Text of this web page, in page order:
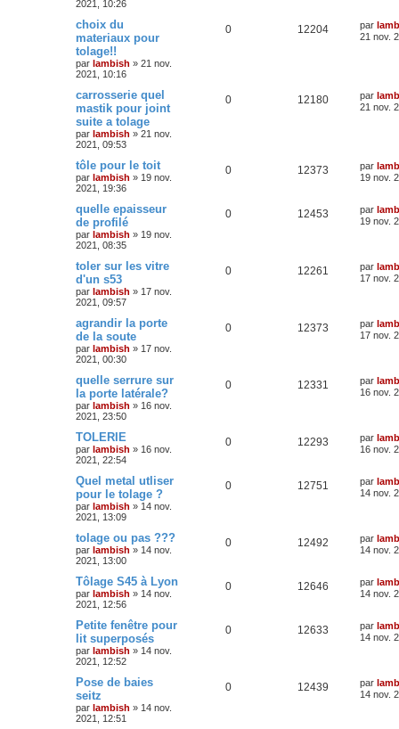
2021, 10:26
choix du
materiaux pour
tolage!!
par lambish » 21 nov.
2021, 10:16
0 12204 par
21 nov.
carrosserie quel
mastik pour joint
suite a tolage
par lambish » 21 nov.
2021, 09:53
0 12180 par
21 nov.
tôle pour le toit
par lambish » 19 nov.
2021, 19:36
0 12373 par
19 nov.
quelle epaisseur
de profilé
par lambish » 19 nov.
2021, 08:35
0 12453 par
19 nov.
toler sur les vitre
d'un s53
par lambish » 17 nov.
2021, 09:57
0 12261 par
17 nov.
agrandir la porte
de la soute
par lambish » 17 nov.
2021, 00:30
0 12373 par
17 nov.
quelle serrure sur
la porte latérale?
par lambish » 16 nov.
2021, 23:50
0 12331 par
16 nov.
TOLERIE
par lambish » 16 nov.
2021, 22:54
0 12293 par
16 nov.
Quel metal utliser
pour le tolage ?
par lambish » 14 nov.
2021, 13:09
0 12751 par
14 nov.
tolage ou pas ???
par lambish » 14 nov.
2021, 13:00
0 12492 par
14 nov.
Tôlage S45 à Lyon
par lambish » 14 nov.
2021, 12:56
0 12646 par
14 nov.
Petite fenêtre pour
lit superposés
par lambish » 14 nov.
2021, 12:52
0 12633 par
14 nov.
Pose de baies
seitz
par lambish » 14 nov.
2021, 12:51
0 12439 par
14 nov.